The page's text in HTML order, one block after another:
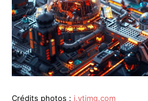
Crédits photos : i.ytimg.com